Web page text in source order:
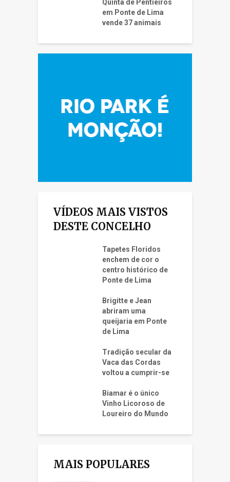
Quinta de Pentieiros
em Ponte de Lima
vende 37 animais
VÍDEOS MAIS VISTOS
DESTE CONCELHO
Tapetes Floridos
enchem de cor o
centro histórico de
Ponte de Lima
Brigitte e Jean
abriram uma
queijaria em Ponte
de Lima
Tradição secular da
Vaca das Cordas
voltou a cumprir-se
Biamar é o único
Vinho Licoroso de
Loureiro do Mundo
MAIS POPULARES